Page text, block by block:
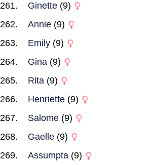
Ginette (9)
Annie (9)
Emily (9)
Gina (9)
Rita (9)
Henriette (9)
Salome (9)
Gaelle (9)
Assumpta (9)